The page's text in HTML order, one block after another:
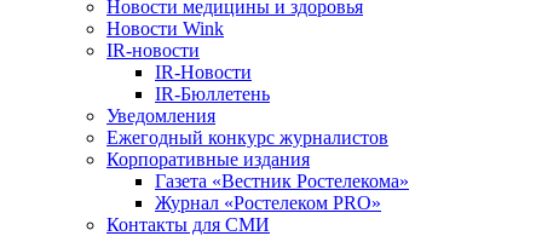
Новости медицины и здоровья
Новости Wink
IR-новости
IR-Новости
IR-Бюллетень
Уведомления
Ежегодный конкурс журналистов
Корпоративные издания
Газета «Вестник Ростелекома»
Журнал «Ростелеком PRO»
Контакты для СМИ